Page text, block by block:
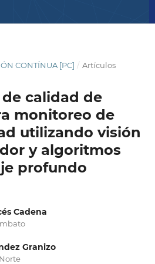
CONTÍNUA [PC] / Artículos
calidad de
monitoreo de
utilizando visión
y algoritmos
profundo
Cadena
Granizo